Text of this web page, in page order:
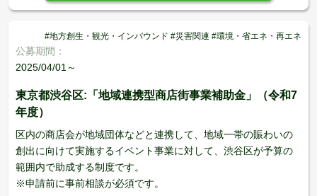
#地方創生・観光・インバウンド #災害関連 #環境・省エネ・再エネ
公募期間：
2025/04/01～
東京都渋谷区:「地域連携型商店街事業補助金」（令和7
年度）
区内の商店会が地域団体などと連携して、地域一帯の賑わいの
創出に向けて実施するイベント事業に対して、渋谷区が予算の
範囲内で助成する制度です。
※申請前に事前相談が必須です。